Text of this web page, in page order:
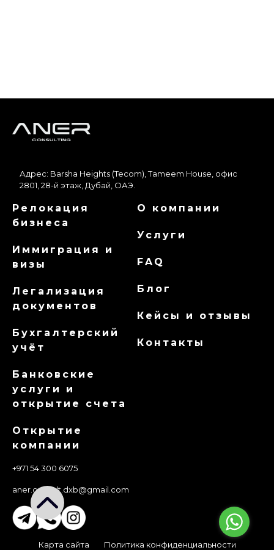
Адрес: Barsha Heights (Tecom), Tameem House, офис
2801, 28-й этаж, Дубай, ОАЭ.
Релокация
бизнеса
Иммиграция и
визы
Легализация
документов
Бухгалтерский
учёт
Банковские
услуги и
открытие счета
Открытие
компании
О компании
Услуги
FAQ
Блог
Кейсы и отзывы
Контакты
+971 54 300 6075
aner.consult.dxb@gmail.com
Карта сайта Политика конфиденциальности